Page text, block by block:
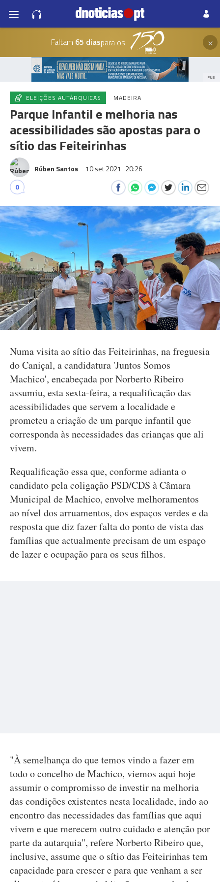
Faltam 65 diaspara os ×
PUB
ELEIÇÕES AUTÁRQUICAS MADEIRA
Parque Infantil e melhoria nas
acessibilidades são apostas para o
sítio das Feiteirinhas
Rúben Santos 10 set 2021 20:26
0
Numa visita ao sítio das Feiteirinhas, na freguesia
do Caniçal, a candidatura 'Juntos Somos
Machico', encabeçada por Norberto Ribeiro
assumiu, esta sexta-feira, a requalificação das
acessibilidades que servem a localidade e
prometeu a criação de um parque infantil que
corresponda às necessidades das crianças que ali
vivem.
Requalificação essa que, conforme adianta o
candidato pela coligação PSD/CDS à Câmara
Municipal de Machico, envolve melhoramentos
ao nível dos arruamentos, dos espaços verdes e da
resposta que diz fazer falta do ponto de vista das
famílias que actualmente precisam de um espaço
de lazer e ocupação para os seus filhos.
"À semelhança do que temos vindo a fazer em
todo o concelho de Machico, viemos aqui hoje
assumir o compromisso de investir na melhoria
das condições existentes nesta localidade, indo ao
encontro das necessidades das famílias que aqui
vivem e que merecem outro cuidado e atenção por
parte da autarquia", refere Norberto Ribeiro que,
inclusive, assume que o sítio das Feiteirinhas tem
capacidade para crescer e para que venham a ser